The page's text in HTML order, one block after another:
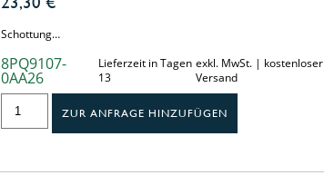
Schottung…
8PQ9107-
0AA26
Lieferzeit in Tagen
13
exkl. MwSt. | kostenloser
Versand
ZUR ANFRAGE HINZUFÜGEN